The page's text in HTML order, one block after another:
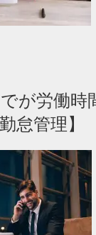
が労働時
怠管理】